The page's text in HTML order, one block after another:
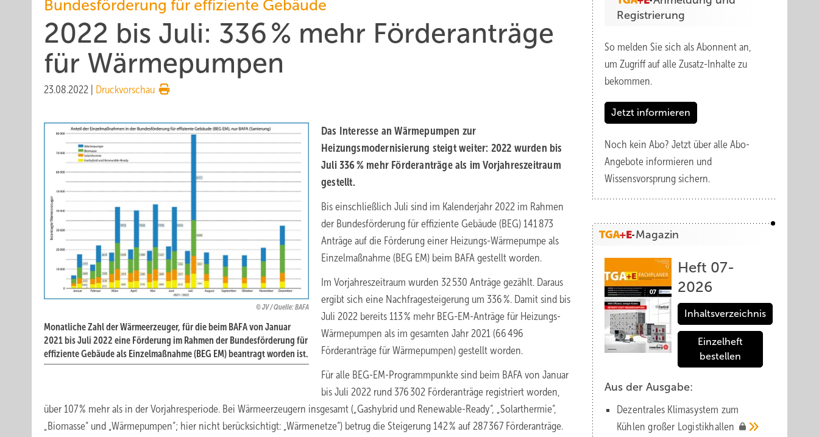
Bundesförderung für effiziente Gebäude
2022 bis Juli: 336 % mehr Förderanträge
für Wärmepumpen
23.08.2022 Druckvorschau
JV / Quelle: BAFA
Monatliche Zahl der Wärmeerzeuger, für die beim BAFA von Januar
2021 bis Juli 2022 eine Förderung im Rahmen der Bundesförderung für
effiziente Gebäude als Einzelmaßnahme (BEG EM) beantragt worden ist.
Das Interesse an Wärmepumpen zur
Heizungsmodernisierung steigt weiter: 2022 wurden bis
Juli 336 % mehr Förderanträge als im Vorjahreszeitraum
gestellt.
Bis einschließlich Juli sind im Kalenderjahr 2022 im Rahmen
der Bundesförderung für effiziente Gebäude (BEG) 141 873
Anträge auf die Förderung einer Heizungs-Wärmepumpe als
Einzelmaßnahme (BEG EM) beim BAFA gestellt worden.
Im Vorjahreszeitraum wurden 32 530 Anträge gezählt. Daraus
ergibt sich eine Nachfragesteigerung um 336 %. Damit sind bis
Juli 2022 bereits 113 % mehr BEG-EM-Anträge für Heizungs-
Wärmepumpen als im gesamten Jahr 2021 (66 496
Förderanträge für Wärmepumpen) gestellt worden.
Für alle BEG-EM-Programmpunkte sind beim BAFA von Januar
bis Juli 2022 rund 376 302 Förderanträge registriert worden,
über 107 % mehr als in der Vorjahresperiode. Bei Wärmeerzeugern insgesamt („Gashybrid und Renewable-Ready“, „Solarthermie“,
„Biomasse“ und „Wärmepumpen“; hier nicht berücksichtigt: „Wärmenetze“) betrug die Steigerung 142 % auf 287 367 Förderanträge.
Registrierung
So melden Sie sich als Abonnent an,
um Zugriff auf alle Zusatz-Inhalte zu
bekommen.
Jetzt informieren
Noch kein Abo? Jetzt über alle Abo-
Angebote informieren und
Wissensvorsprung sichern.
Magazin
Heft 07-
2026
Inhaltsverzeichnis
Einzelheft
bestellen
Aus der Ausgabe:
Dezentrales Klimasystem zum
Kühlen großer Logistik­hallen